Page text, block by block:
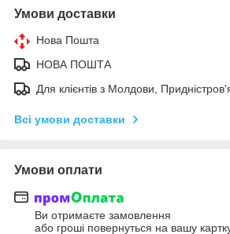
Умови доставки
Нова Пошта
НОВА ПОШТА
Для клієнтів з Молдови,
Всі умови доставки
Умови оплати
Ви отримаєте замовлення
або гроші повернуться на вашу